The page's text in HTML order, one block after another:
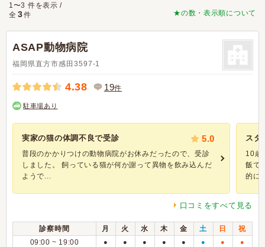
★の数・表示順について
1〜3 件を表示 /
全 3件
ASAP動物病院
福岡県直方市感田3597-1
4.38 19件
駐車場あり
実家の猫の体調不良で受診 5.0
普段のかかりつけの動物病院がお休みだったので、受診
しました。 飼っている猫が何か謝って異物を飲み込んだ
ようで...
スタ
10歳
飯で
的に
口コミをすべて見る
診察時間 月 火 水 木 金 土 日
祝
09:00 ~ 19:00
● ● ● ● ● ● ● ●